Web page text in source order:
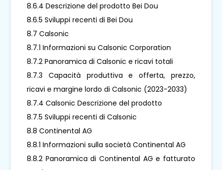
8.6.4 Descrizione del prodotto Bei Dou
8.6.5 Sviluppi recenti di Bei Dou
8.7 Calsonic
8.7.1 Informazioni su Calsonic Corporation
8.7.2 Panoramica di Calsonic e ricavi totali
8.7.3 Capacità produttiva e offerta, prezzo,
ricavi e margine lordo di Calsonic (2023-2033)
8.7.4 Calsonic Descrizione del prodotto
8.7.5 Sviluppi recenti di Calsonic
8.8 Continental AG
8.8.1 Informazioni sulla società Continental AG
8.8.2 Panoramica di Continental AG e fatturato